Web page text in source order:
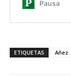
ETIQUETAS Añez